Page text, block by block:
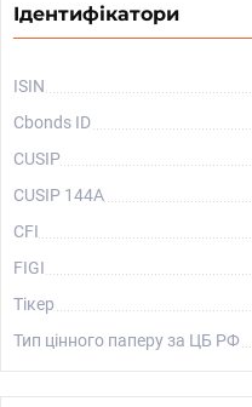
Ідентифікатори
ISIN
Cbonds ID
CUSIP
CUSIP 144A
CFI
FIGI
Тікер
Тип цінного паперу за ЦБ РФ